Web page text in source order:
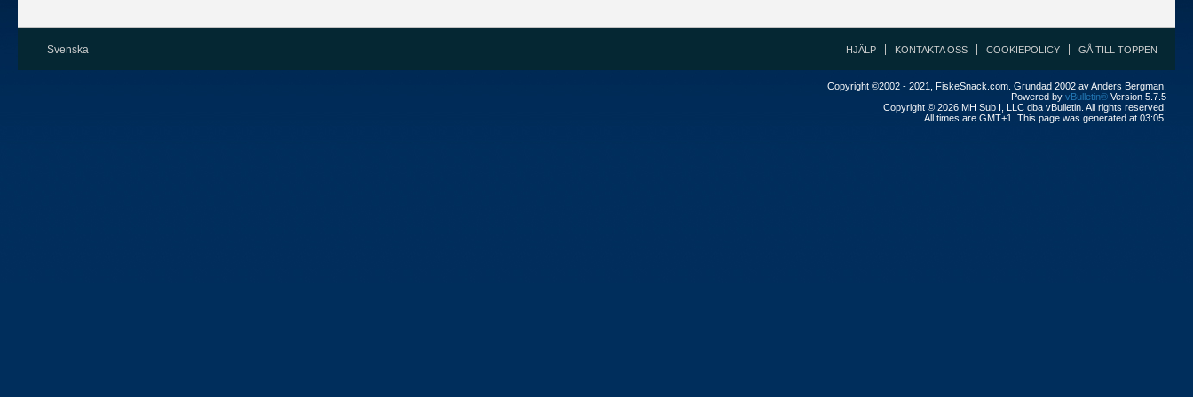
Svenska HJÄLP KONTAKTA OSS COOKIEPOLICY GÅ TILL TOPPEN
Copyright ©2002 - 2021, FiskeSnack.com. Grundad 2002 av Anders Bergman.
Powered by vBulletin® Version 5.7.5
Copyright © 2026 MH Sub I, LLC dba vBulletin. All rights reserved.
All times are GMT+1. This page was generated at 03:05.